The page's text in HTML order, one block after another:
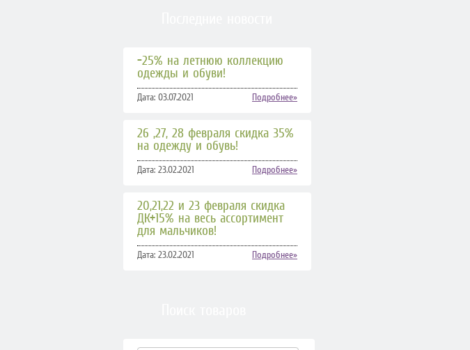
-25% на летнюю коллекцию
одежды и обуви!
Дата: 03.07.2021 Подробнее»
26 ,27, 28 февраля скидка 35%
на одежду и обувь!
Дата: 23.02.2021 Подробнее»
20,21,22 и 23 февраля скидка
ДК+15% на весь ассортимент
для мальчиков!
Дата: 23.02.2021 Подробнее»